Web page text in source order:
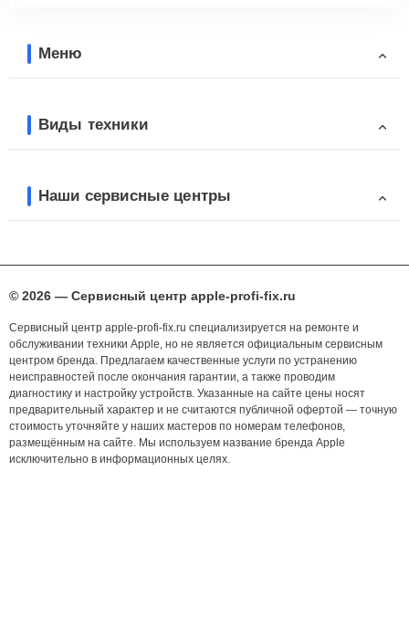
Меню
Виды техники
Наши сервисные центры
© 2026 — Сервисный центр apple-profi-fix.ru
Сервисный центр apple-profi-fix.ru специализируется на ремонте и
обслуживании техники Apple, но не является официальным сервисным
центром бренда. Предлагаем качественные услуги по устранению
неисправностей после окончания гарантии, а также проводим
диагностику и настройку устройств. Указанные на сайте цены носят
предварительный характер и не считаются публичной офертой — точную
стоимость уточняйте у наших мастеров по номерам телефонов,
размещённым на сайте. Мы используем название бренда Apple
исключительно в информационных целях.